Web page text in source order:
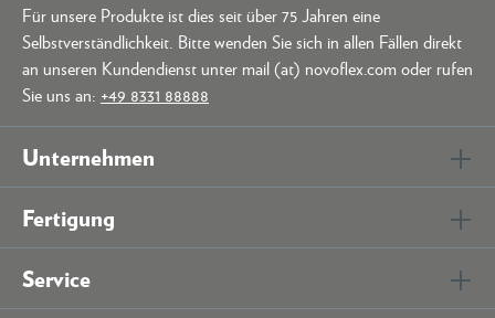
Für unsere Produkte ist dies seit über 75 Jahren eine
Selbstverständlichkeit. Bitte wenden Sie sich in allen Fällen direkt
an unseren Kundendienst unter mail (at) novoflex.com oder rufen
Sie uns an: +49 8331 88888
Unternehmen
Fertigung
Service